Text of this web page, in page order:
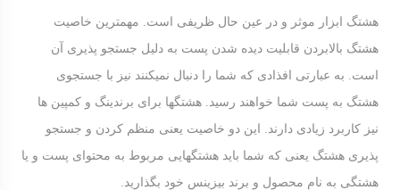
هشتگ ابزار موثر و در عین حال ظریفی است. مهمترین خاصیت
هشتگ بالابردن قابلیت دیده شدن پست به دلیل جستجو پذیری آن
است. به عبارتی افذادی که شما را دنبال نمیکنند نیز با جستجوی
هشتگ به پست شما خواهند رسید. هشتگها برای برندینگ و کمپین ها
نیز کاربرد زیادی دارند. این دو خاصیت یعنی منظم کردن و جستجو
پذیری هشتگ یعنی که شما باید هشتگهایی مربوط به محتوای پست و یا
هشتگی به نام محصول و برند بیزینس خود بگذارید.